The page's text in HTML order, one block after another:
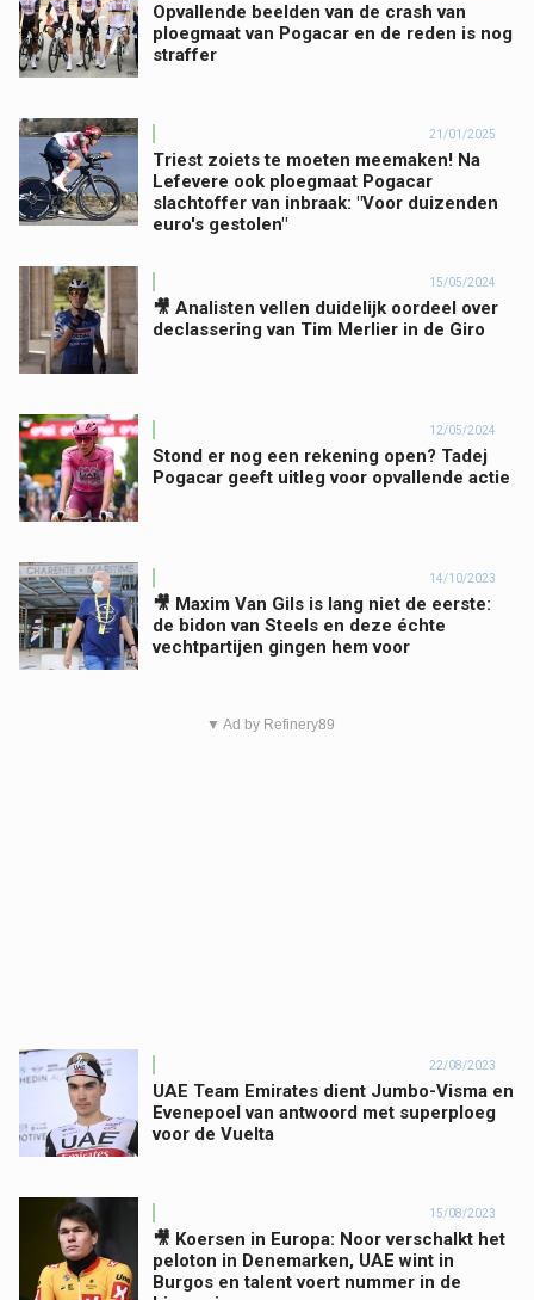
Opvallende beelden van de crash van
ploegmaat van Pogacar en de reden is nog
straffer
21/01/2025
Triest zoiets te moeten meemaken! Na
Lefevere ook ploegmaat Pogacar
slachtoffer van inbraak: "Voor duizenden
euro's gestolen"
15/05/2024
🎥 Analisten vellen duidelijk oordeel over
declassering van Tim Merlier in de Giro
12/05/2024
Stond er nog een rekening open? Tadej
Pogacar geeft uitleg voor opvallende actie
14/10/2023
🎥 Maxim Van Gils is lang niet de eerste:
de bidon van Steels en deze échte
vechtpartijen gingen hem voor
▼ Ad by Refinery89
22/08/2023
UAE Team Emirates dient Jumbo-Visma en
Evenepoel van antwoord met superploeg
voor de Vuelta
15/08/2023
🎥 Koersen in Europa: Noor verschalkt het
peloton in Denemarken, UAE wint in
Burgos en talent voert nummer in de